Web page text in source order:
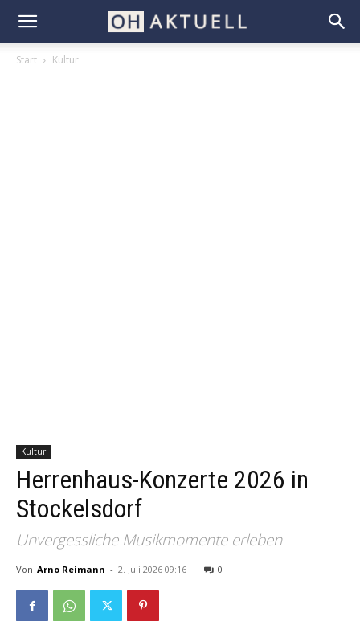
Start Kultur
Kultur
Herrenhaus-Konzerte 2026 in
Stockelsdorf
Unvergessliche Musikmomente erleben
Von Arno Reimann - 2. Juli 2026 09:16 0